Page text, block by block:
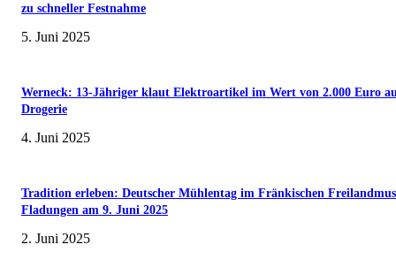
zu schneller Festnahme
5. Juni 2025
Werneck: 13-Jähriger klaut Elektroartikel im Wert von 2.000 Euro
Drogerie
4. Juni 2025
Tradition erleben: Deutscher Mühlentag im Fränkischen
Fladungen am 9. Juni 2025
2. Juni 2025